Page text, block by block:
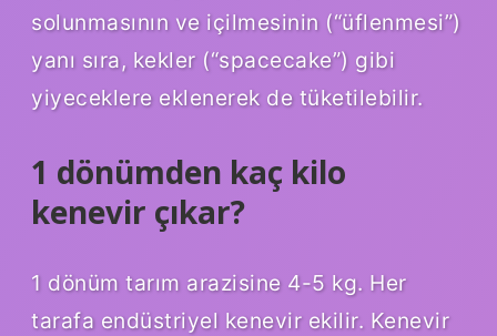
solunmasının ve içilmesinin (“üflenmesi”)
yanı sıra, kekler (“spacecake”) gibi
yiyeceklere eklenerek de tüketilebilir.
1 dönümden kaç kilo
kenevir çıkar?
1 dönüm tarım arazisine 4-5 kg. Her
tarafa endüstriyel kenevir ekilir. Kenevir